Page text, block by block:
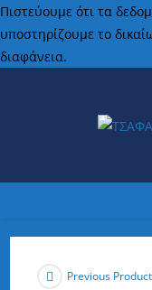
Πιστεύουμε ότι τα
υποστηρίζουμε το
διαφάνεια.
Previous Product